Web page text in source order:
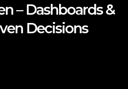
– Dashboards &
Decisions